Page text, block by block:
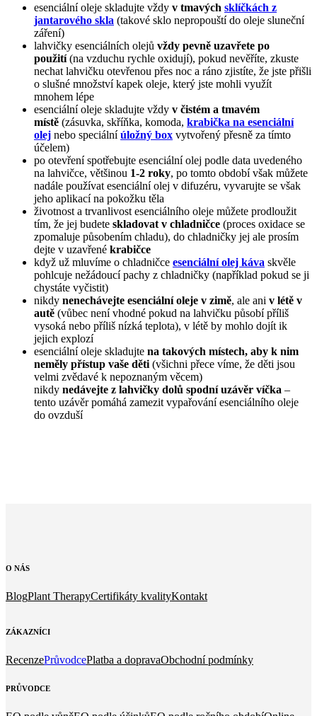
esenciální oleje skladujte vždy v tmavých sklíčkách z
jantarového skla (takové sklo nepropouští do oleje sluneční
záření)
lahvičky esenciálních olejů vždy pevně uzavřete po
použití(na vzduchu rychle oxidují), pokud nevěříte, zkuste
nechat lahvičku otevřenou přes noc a ráno zjistíte, že jste přišli
o slušné množství kapek oleje, který jste mohli využít
mnohem lépe
esenciální oleje skladujte vždy v čistém a tmavém
místě (zásuvka, skříňka, komoda, krabička na esenciální
olej nebo speciálníúložný box vytvořený přesně za tímto
účelem)
po otevření spotřebujte esenciální olej podle data uvedeného
na lahvičce, většinou 1-2 roky, po tomto období však můžete
nadále používat esenciální olej v difuzéru, vyvarujte se však
jeho aplikací na pokožku těla
životnost a trvanlivost esenciálního oleje můžete prodloužit
tím, že jej budete skladovat v chladničce (proces oxidace se
zpomaluje působením chladu), do chladničky jej ale prosím
dejte v uzavřené krabičce
když už mluvíme o chladničce esenciální olej káva skvěle
pohlcuje nežádoucí pachy z chladničky (například pokud se ji
chystáte vyčistit)
nikdy nenechávejte esenciální oleje v zimě, ale ani v létě v
autě (vůbec není vhodné pokud na lahvičku působí příliš
vysoká nebo příliš nízká teplota), v létě by mohlo dojít ik
jejich explozí
esenciální oleje skladujte na takových místech, aby k nim
neměly přístup vaše děti (všichni přece víme, že děti jsou
velmi zvědavé k nepoznaným věcem)
nikdy nedávejte z lahvičky dolů spodní uzávěr víčka –
tento uzávěr pomáhá zamezit vypařování esenciálního oleje
do ovzduší
O NÁS
BlogPlant TherapyCertifikáty kvalityKontakt
ZÁKAZNÍCI
RecenzePrůvodcePlatba a dopravaObchodní podmínky
PRŮVODCE